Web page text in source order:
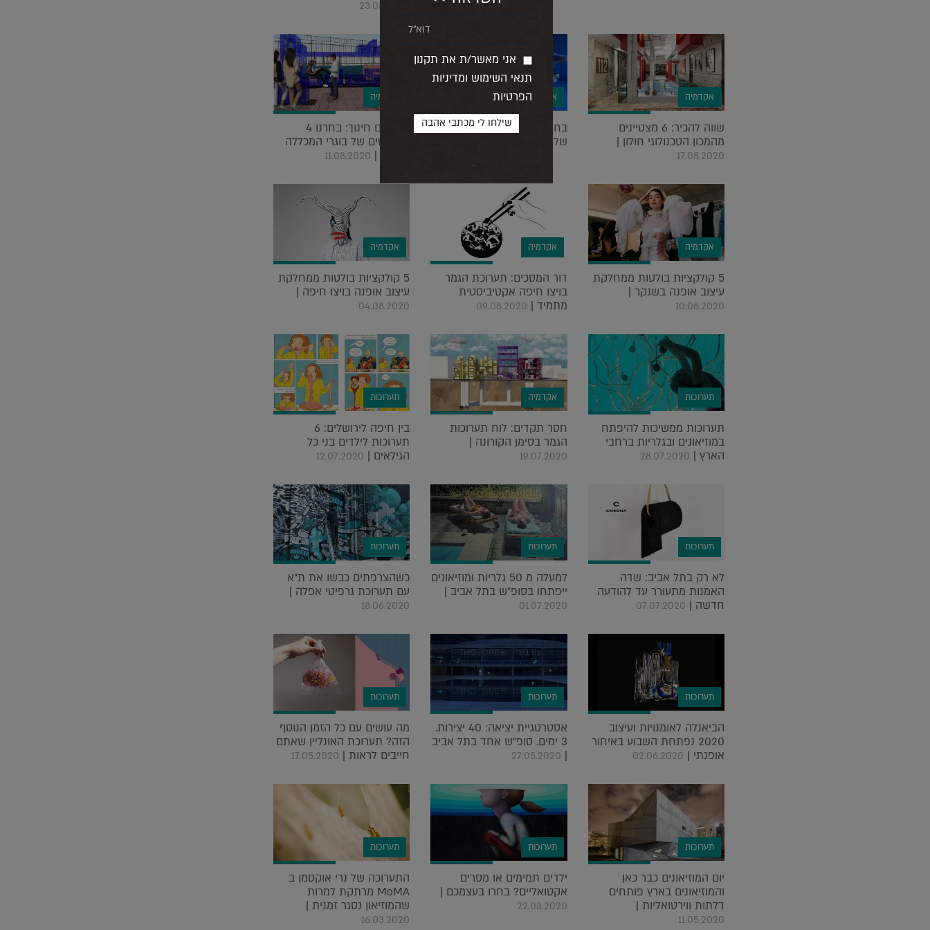
23.08.2020
אקדמיה
שווה להכיר: 6 מצטיינים
מהמכון הטכנולוגי חולון |
17.08.2020
אקדמיה
בחרנו 10 פרויקטים בולטים
של בוגרי שנקר |
אקדמיה
מעצבים חינוך: בחרנו 4
פרויקטים של בוגרי המכללה
למנהל | 11.08.2020
אקדמיה
5 קולקציות בולטות ממחלקת
עיצוב אופנה בשנקר |
10.08.2020
אקדמיה
דור המסכים: תערוכת הגמר
בויצו חיפה אקטיביסטית
מתמיד | 09.08.2020
אקדמיה
5 קולקציות בולטות ממחלקת
עיצוב אופנה בויצו חיפה |
04.08.2020
תערוכות
תערוכות ממשיכות להיפתח
במוזיאונים ובגלריות ברחבי
הארץ | 28.07.2020
אקדמיה
חסר תקדים: לוח תערוכות
הגמר בסימן הקורונה |
19.07.2020
תערוכות
בין חיפה לירושלים: 6
תערוכות לילדים בני כל
הגילאים | 12.07.2020
תערוכות
לא רק בתל אביב: שדה
האמנות מתעורר עד להודעה
חדשה | 07.07.2020
תערוכות
למעלה מ 50 גלריות ומוזיאונים
ייפתחו בסופ"ש בתל אביב |
01.07.2020
תערוכות
כשהצרפתים כבשו את ת"א
עם תערוכת גרפיטי אפלה |
18.06.2020
תערוכות
הביאנלה לאומנויות ועיצוב
2020 נפתחת השבוע באיחור
אופנתי | 02.06.2020
תערוכות
אסטרטגיית יציאה: 40 יצירות.
3 ימים. סופ"ש אחד בתל אביב
|
27.05.2020
תערוכות
מה עושים עם כל הזמן הנוסף
הזה? תערוכת האונליין שאתם
חייבים לראות | 17.05.2020
תערוכות
יום המוזיאונים כבר כאן
והמוזיאונים בארץ פותחים
דלתות ווירטואליות |
11.05.2020
תערוכות
ילדים תמימים או מסרים
אקטואליים? בחרו בעצמכם |
22.03.2020
תערוכות
התערוכה של נרי אוקסמן ב
MoMA מרתקת למרות
שהמוזיאון נסגר זמנית |
16.03.2020
אני מאשר/ת את תקנון
תנאי השימוש ומדיניות
הפרטיות